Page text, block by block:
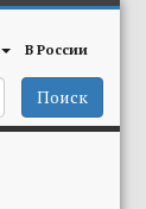
В России
Поиск